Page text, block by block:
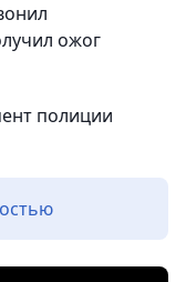
ожог
полиции